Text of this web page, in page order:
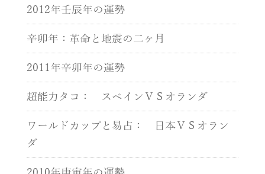
2012年壬辰年の運勢
辛卯年：革命と地震の二ヶ月
2011年辛卯年の運勢
超能力タコ： スペインＶＳオランダ
ワールドカップと易占： 日本ＶＳオラン
ダ